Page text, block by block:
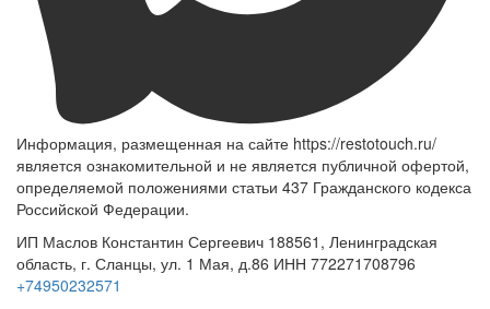
Информация, размещенная на сайте https://restotouch.ru/
является ознакомительной и не является публичной офертой,
определяемой положениями статьи 437 Гражданского кодекса
Российской Федерации.
ИП Маслов Константин Сергеевич 188561, Ленинградская
область, г. Сланцы, ул. 1 Мая, д.86 ИНН 772271708796
+74950232571